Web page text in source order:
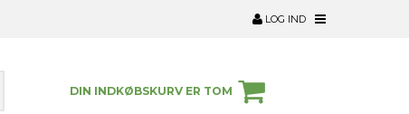
LOG IND
DIN INDKØBSKURV ER TOM